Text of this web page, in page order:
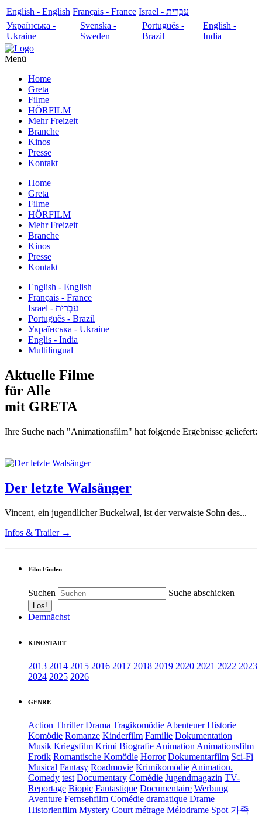
English - English Français - France
עִבְרִית - Israel
Українська -
Ukraine
Svenska -
Sweden
Português -
Brazil
English -
India
Menü
Home
Greta
Filme
HÖRFILM
Mehr Freizeit
Branche
Kinos
Presse
Kontakt
Home
Greta
Filme
HÖRFILM
Mehr Freizeit
Branche
Kinos
Presse
Kontakt
English - English
Français - France
עִבְרִית - Israel
Português - Brazil
Українська - Ukraine
Englis - India
Multilingual
Aktuelle Filme
für Alle
mit GRETA
Ihre Suche nach "Animationsfilm" hat folgende Ergebnisse geliefert:
Der letzte Walsänger
Vincent, ein jugendlicher Buckelwal, ist der verwaiste Sohn des...
Infos & Trailer →
Film Finden
Suchen Suche abschicken
Demnächst
KINOSTART
2013 2014 2015 2016 2017 2018 2019 2020 2021 2022 2023
2024 2025 2026
GENRE
Action Thriller Drama TragikomödieAbenteuer Historie
Komödie Romanze Kinderfilm Familie Dokumentation
Musik Kriegsfilm Krimi BiografieAnimationAnimationsfilm
Erotik Romantische Komödie Horror Dokumentarfilm Sci-Fi
Musical Fantasy Roadmovie KrimikomödieAnimation.
Comedy test Documentary Comédie Jugendmagazin TV-
Reportage Biopic Fantastique Documentaire Werbung
Aventure Fernsehfilm Comédie dramatique Drame
Historienfilm Mystery Court métrage Mélodrame Spot 가족